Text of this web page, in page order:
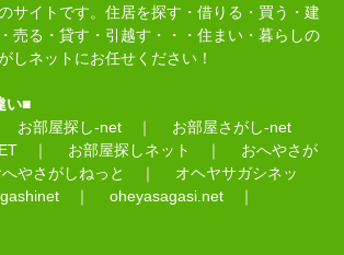
サイトです。住居を探す・借りる・買う・建
売る・貸す・引越す・・・住まい・暮らしの
しネットにお任せください！
い■
お部屋探し-net ｜ お部屋さがし-net
｜ お部屋探しネット ｜ おへやさが
へやさがしねっと ｜ オヘヤサガシネッ
｜ oheyasagasi.net ｜